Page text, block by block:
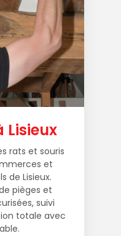
Lisieux
rats et souris
et
de Lisieux.
pièges et
suivi
totale avec